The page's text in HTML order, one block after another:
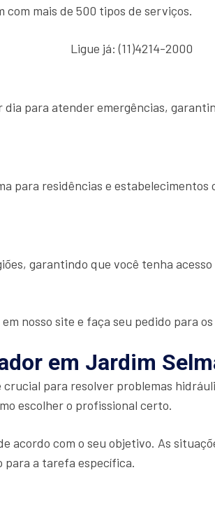
mais de 500 tipos de serviços.
Ligue já: (11)4214-2000
para atender emergências,
para residências e
garantindo que você tenha
nosso site e faça seu pedido para
em Jardim
para resolver problemas
escolher o profissional certo.
acordo com o seu objetivo. As
para a tarefa específica.